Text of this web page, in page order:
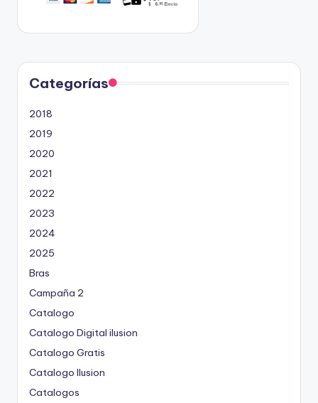
Categorías
2018
2019
2020
2021
2022
2023
2024
2025
Bras
Campaña 2
Catalogo
Catalogo Digital ilusion
Catalogo Gratis
Catalogo Ilusion
Catalogos